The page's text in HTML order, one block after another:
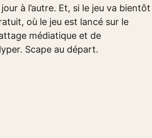
à l’autre. Et, si le jeu va bientôt
où le jeu est lancé sur le
médiatique et de
Scape au départ.